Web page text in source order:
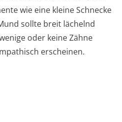
wie eine kleine Schnecke
sollte breit lächelnd
oder keine Zähne
erscheinen.